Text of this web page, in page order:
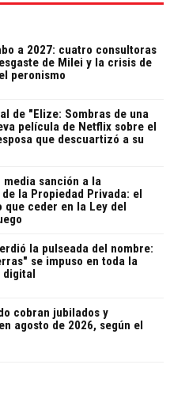
a 2027: cuatro consultoras
de Milei y la crisis de
peronismo
de "Elize: Sombras de una
película de Netflix sobre el
que descuartizó a su
media sanción a la
la Propiedad Privada: el
que ceder en la Ley del
la pulseada del nombre:
se impuso en toda la
digital
cobran jubilados y
agosto de 2026, según el